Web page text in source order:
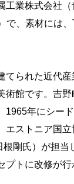
業株式会社
で、素材には
られた近代
館です。吉
1965年にシー
ストニア国
剛氏）が担
トに改修が行